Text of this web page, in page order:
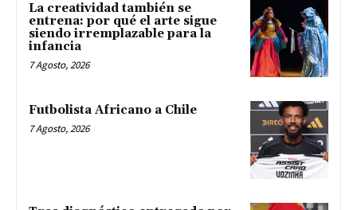
La creatividad también se
entrena: por qué el arte sigue
siendo irremplazable para la
infancia
7 Agosto, 2026
Futbolista Africano a Chile
7 Agosto, 2026